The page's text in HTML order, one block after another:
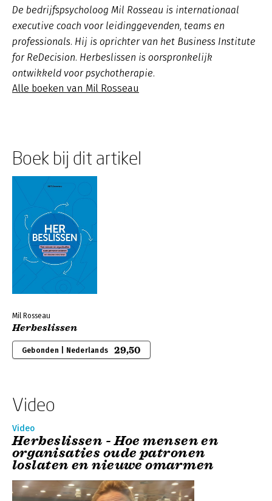
De bedrijfspsycholoog Mil Rosseau is internationaal
executive coach voor leidinggevenden, teams en
professionals. Hij is oprichter van het Business Institute
for ReDecision. Herbeslissen is oorspronkelijk
ontwikkeld voor psychotherapie.
Alle boeken van Mil Rosseau
Boek bij dit artikel
Mil Rosseau
Herbeslissen
Gebonden | Nederlands 29,50
Video
Video
Herbeslissen - Hoe mensen en
organisaties oude patronen
loslaten en nieuwe omarmen